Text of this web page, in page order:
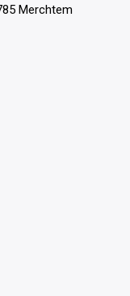
Merchtem